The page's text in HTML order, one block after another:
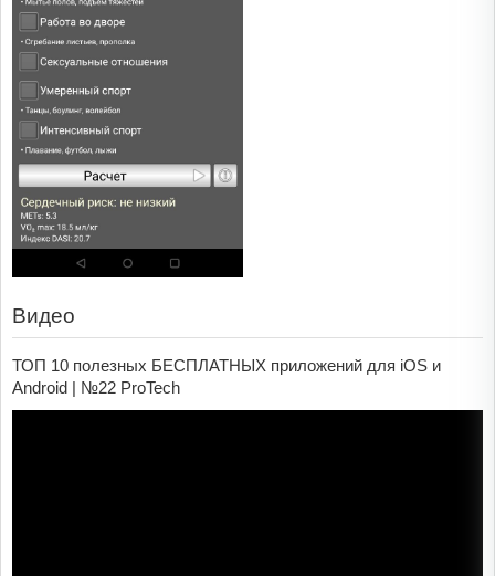
Видео
ТОП 10 полезных БЕСПЛАТНЫХ приложений для iOS и
Android | №22 ProTech